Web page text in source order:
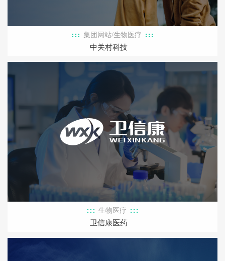
集团网站/生物医疗
中关村科技
生物医疗
卫信康医药